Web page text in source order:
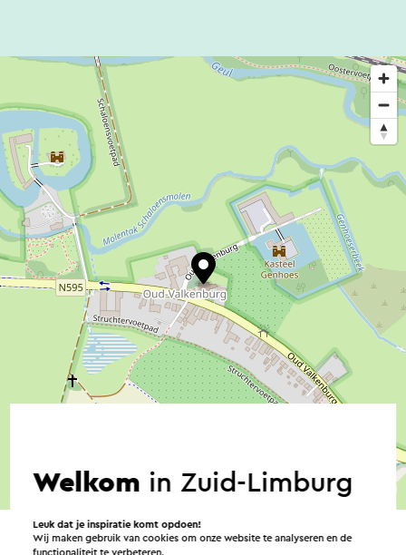
©OpenStreetMapcontributors
Welkom in Zuid-Limburg
Leuk dat je inspiratie komt opdoen!
Wij maken gebruik van cookies om onze website te analyseren en de
functionaliteit te verbeteren.